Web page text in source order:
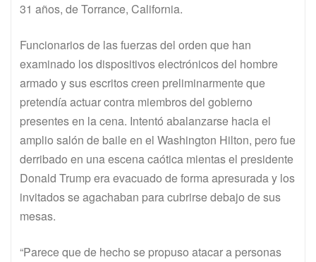
31 años, de Torrance, California.
Funcionarios de las fuerzas del orden que han
examinado los dispositivos electrónicos del hombre
armado y sus escritos creen preliminarmente que
pretendía actuar contra miembros del gobierno
presentes en la cena. Intentó abalanzarse hacia el
amplio salón de baile en el Washington Hilton, pero fue
derribado en una escena caótica mientas el presidente
Donald Trump era evacuado de forma apresurada y los
invitados se agachaban para cubrirse debajo de sus
mesas.
“Parece que de hecho se propuso atacar a personas